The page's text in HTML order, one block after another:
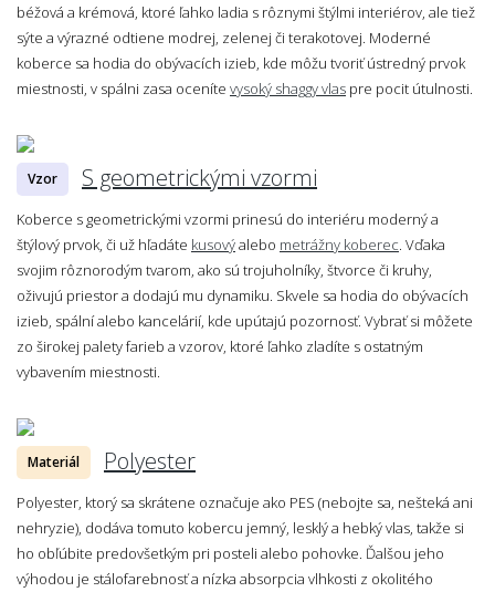
béžová a krémová, ktoré ľahko ladia s rôznymi štýlmi interiérov, ale tiež
sýte a výrazné odtiene modrej, zelenej či terakotovej. Moderné
koberce sa hodia do obývacích izieb, kde môžu tvoriť ústredný prvok
miestnosti, v spálni zasa oceníte vysoký shaggy vlas pre pocit útulnosti.
Vzor S geometrickými vzormi
Koberce s geometrickými vzormi prinesú do interiéru moderný a
štýlový prvok, či už hľadáte kusovýalebo metrážny koberec . Vďaka
svojim rôznorodým tvarom, ako sú trojuholníky, štvorce či kruhy,
oživujú priestor a dodajú mu dynamiku. Skvele sa hodia do obývacích
izieb, spální alebo kancelárií, kde upútajú pozornosť. Vybrať si môžete
zo širokej palety farieb a vzorov, ktoré ľahko zladíte s ostatným
vybavením miestnosti.
Materiál Polyester
Polyester, ktorý sa skrátene označuje ako PES (nebojte sa, nešteká ani
nehryzie), dodáva tomuto kobercu jemný, lesklý a hebký vlas, takže si
ho obľúbite predovšetkým pri posteli alebo pohovke. Ďalšou jeho
výhodou je stálofarebnosť a nízka absorpcia vlhkosti z okolitého